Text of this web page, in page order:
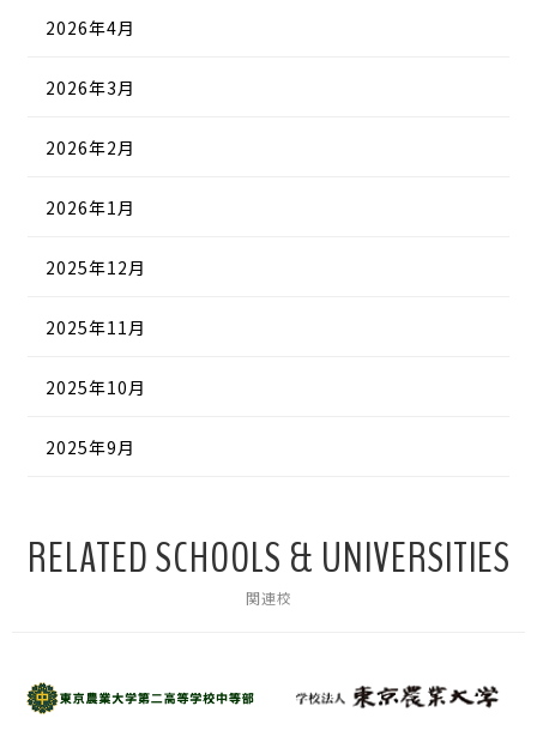
2026年4月
2026年3月
2026年2月
2026年1月
2025年12月
2025年11月
2025年10月
2025年9月
RELATED SCHOOLS & UNIVERSITIES
関連校